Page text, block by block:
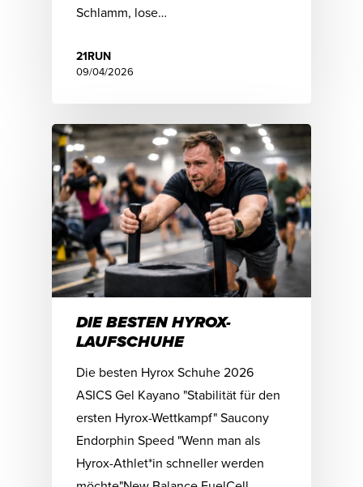
Schlamm, lose…
21RUN
09/04/2026
DIE BESTEN HYROX-
LAUFSCHUHE
Die besten Hyrox Schuhe 2026
ASICS Gel Kayano "Stabilität für den
ersten Hyrox-Wettkampf" Saucony
Endorphin Speed "Wenn man als
Hyrox-Athlet*in schneller werden